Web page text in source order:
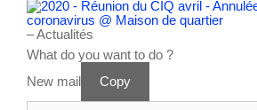
– Actualités
What do you want to do ?
New mail
Copy